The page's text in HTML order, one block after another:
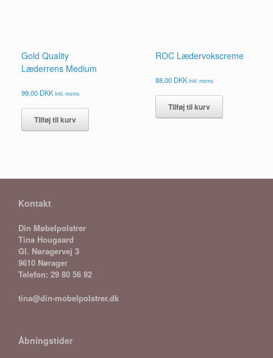
Gold Quality
Læderrens Medium
99,00 DKK Inkl. moms
Tilføj til kurv
ROC Lædervokscreme
88,00 DKK Inkl. moms
Tilføj til kurv
Kontakt
Din Møbelpolstrer
Tina Hougaard
Gl. Nøragervej 3
9610 Nørager
Telefon: 29 80 56 92
tina@din-mobelpolstrer.dk
Åbningstider